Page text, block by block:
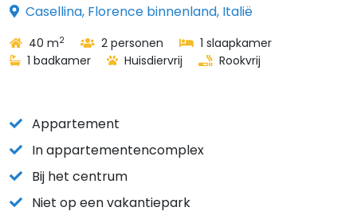
Casellina, Florence binnenland, Italië
40 m2 2 personen
1 slaapkamer
1 badkamer
Huisdiervrij Rookvrij
Appartement
In appartementencomplex
Bij het centrum
Niet op een vakantiepark